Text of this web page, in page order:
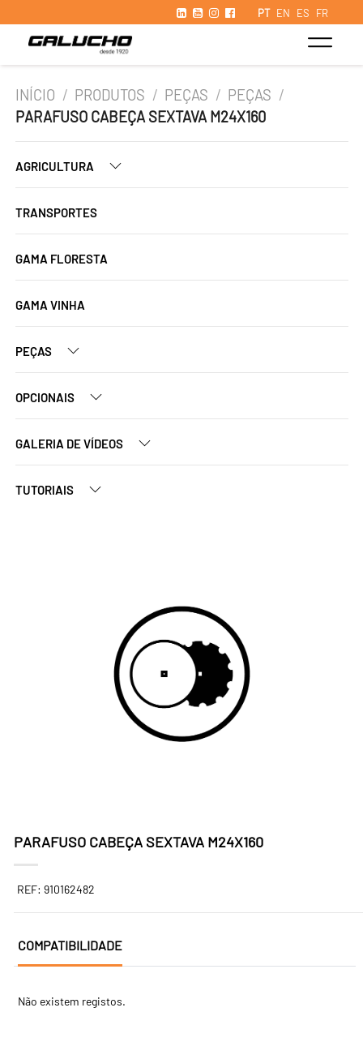
PT EN ES FR
INÍCIO / PRODUTOS / PEÇAS / PEÇAS /
PARAFUSO CABEÇA SEXTAVA M24X160
AGRICULTURA
TRANSPORTES
GAMA FLORESTA
GAMA VINHA
PEÇAS
OPCIONAIS
GALERIA DE VÍDEOS
TUTORIAIS
PARAFUSO CABEÇA SEXTAVA M24X160
REF: 910162482
COMPATIBILIDADE
Não existem registos.